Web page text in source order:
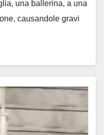
una ballerina, a una
causandole gravi